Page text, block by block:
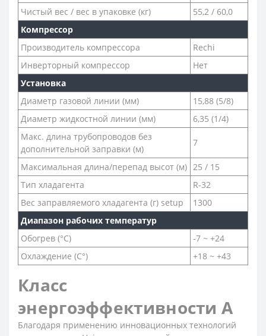
Чистый вес / вес в упаковке (кг)
55,2 / 60,0
Компрессор
Производитель компрессора
Rechi
Инверторный компрессор
Нет
Установка
Диаметр газовой линии (мм)
15,88 (5/8)
Диаметр жидкостной линии (мм)
6,35 (1/4)
Макс. длина трубопроводов без
дополнительной заправки (м)
7
Максимальная длина/перепад высот (м) 25 / 15
Тип хладагента
R-32
Вес заправляемого хладагента (г) setup
1300
Диапазон рабочих температур
Обогрев (°С)
-7 ~ +24
Охлаждение (С°)
+18 ~ +43
Класс
энергоэффективности A
Благодаря применению инновационных технологий